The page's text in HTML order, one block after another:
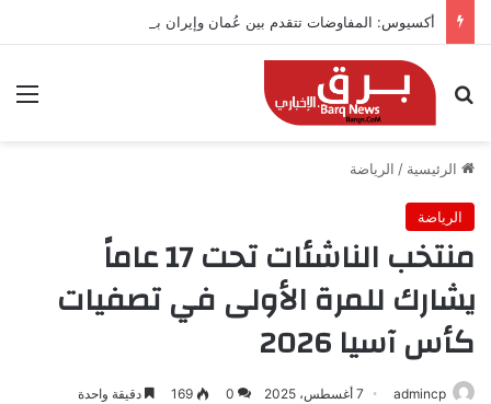
أكسيوس: المفاوضات تتقدم بين عُمان وإيران بشأن هرمز
بحث عن
الرئيسية / الرياضة
الرياضة
منتخب الناشئات تحت 17 عاماً
يشارك للمرة الأولى في تصفيات
كأس آسيا 2026
admincp 7 أغسطس، 2025 0
169 دقيقة واحدة